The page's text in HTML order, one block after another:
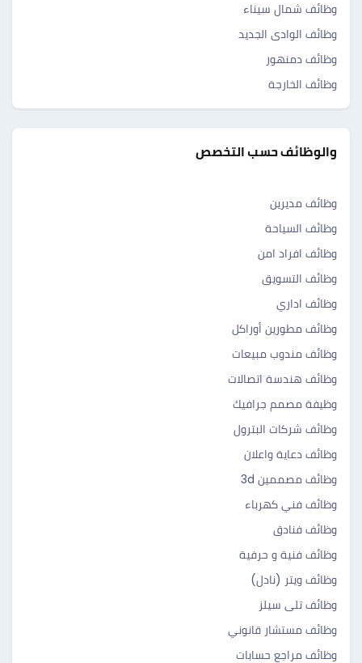
وظائف شمال سيناء
وظائف الوادى الجديد
وظائف دمنهور
وظائف الخارجة
والوظائف حسب التخصص
وظائف مديرين
وظائف السياحة
وظائف افراد امن
وظائف التسويق
وظائف اداري
وظائف مطورين أوراكل
وظائف مندوب مبيعات
وظائف هندسة اتصالات
وظيفة مصمم جرافيك
وظائف شركات البترول
وظائف دعاية واعلان
وظائف مصممين 3d
وظائف فني كهرباء
وظائف فنادق
وظائف فنية و حرفية
وظائف ويتر (نادل)
وظائف تلى سيلز
وظائف مستشار قانوني
وظائف مراجع حسابات